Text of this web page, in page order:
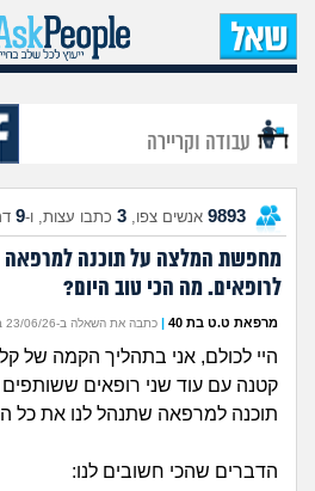
מה
עבודה וקריירה
9893 אנשים צפו, 3 כתבו עצות, ו-9
מחפשת המלצה על תוכנה למרפאה
לרופאים. מה הכי טוב היום?
מרפאת ט.ט בת 40 | כתבה את השאלה ב-23/06/26 בשעה 15:34
היי לכולם, אני בתהליך הקמה של
קטנה עם עוד שני רופאים
תוכנה למרפאה שתנהל לנו את כל
הדברים שהכי חשובים לנו: